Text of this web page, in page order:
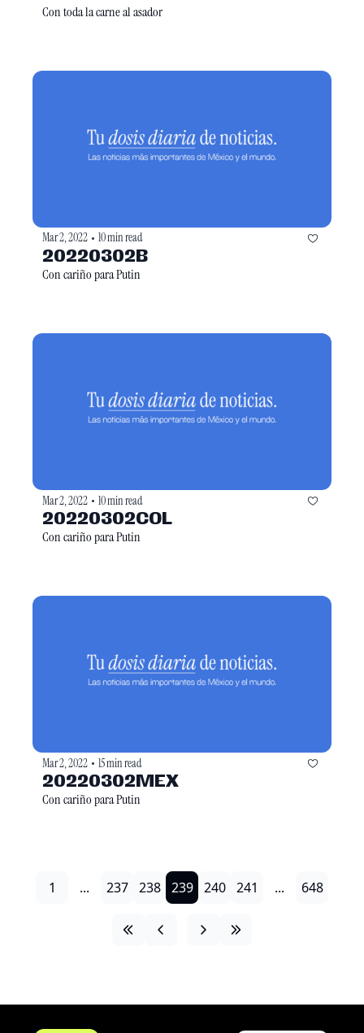
Con toda la carne al asador
Mar 2, 2022 • 10 min read
20220302B
Con cariño para Putin
Mar 2, 2022 • 10 min read
20220302COL
Con cariño para Putin
Mar 2, 2022 • 15 min read
20220302MEX
Con cariño para Putin
1 ... 237 238 239 240 241 ... 648